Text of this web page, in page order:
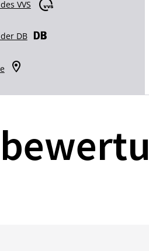
VVS
DB